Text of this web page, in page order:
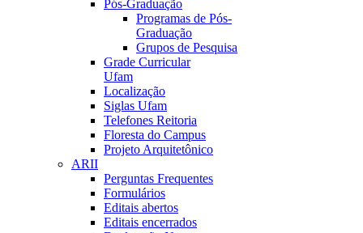
Pós-Graduação
Programas de Pós-
Graduação
Grupos de Pesquisa
Grade Curricular
Ufam
Localização
Siglas Ufam
Telefones Reitoria
Floresta do Campus
Projeto Arquitetônico
ARII
Perguntas Frequentes
Formulários
Editais abertos
Editais encerrados